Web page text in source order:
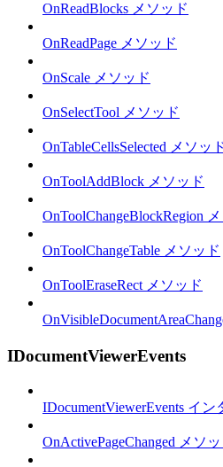
OnReadBlocks メソッド
OnReadPage メソッド
OnScale メソッド
OnSelectTool メソッド
OnTableCellsSelected メソッ
OnToolAddBlock メソッド
OnToolChangeBlockRegion
OnToolChangeTable メソッド
OnToolEraseRect メソッド
IDocumentViewerEvents
IDocumentViewerEvents イ
OnActivePageChanged メソ